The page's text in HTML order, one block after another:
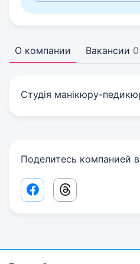
О компании Вакансии 0
Студія манікюру-
Поделитесь компанией
Facebook share link
Threads share